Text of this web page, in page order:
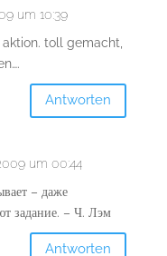
um 10:39
toll gemacht,
Antworten
um 00:44
– даже
задание. – Ч. Лэм
Antworten